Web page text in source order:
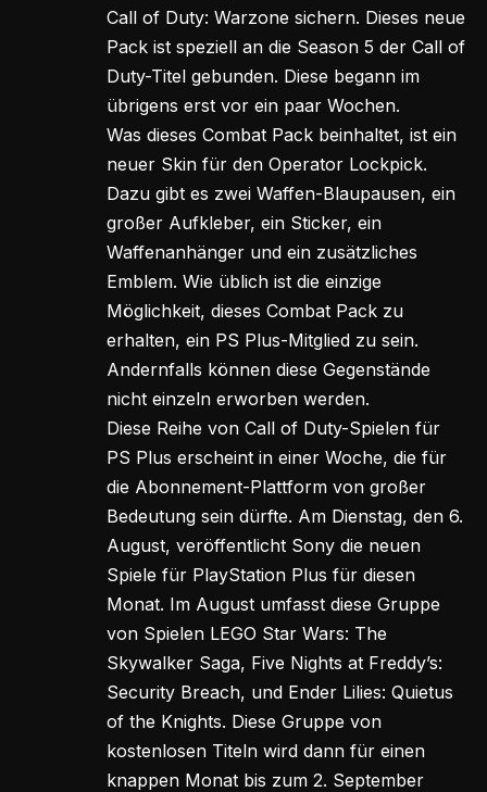
Call of Duty: Warzone sichern. Dieses neue
Pack ist speziell an die Season 5 der Call of
Duty-Titel gebunden. Diese begann im
übrigens erst vor ein paar Wochen.
Was dieses Combat Pack beinhaltet, ist ein
neuer Skin für den Operator Lockpick.
Dazu gibt es zwei Waffen-Blaupausen, ein
großer Aufkleber, ein Sticker, ein
Waffenanhänger und ein zusätzliches
Emblem. Wie üblich ist die einzige
Möglichkeit, dieses Combat Pack zu
erhalten, ein PS Plus-Mitglied zu sein.
Andernfalls können diese Gegenstände
nicht einzeln erworben werden.
Diese Reihe von Call of Duty-Spielen für
PS Plus erscheint in einer Woche, die für
die Abonnement-Plattform von großer
Bedeutung sein dürfte. Am Dienstag, den 6.
August, veröffentlicht Sony die neuen
Spiele für PlayStation Plus für diesen
Monat. Im August umfasst diese Gruppe
von Spielen LEGO Star Wars: The
Skywalker Saga, Five Nights at Freddy’s:
Security Breach, und Ender Lilies: Quietus
of the Knights. Diese Gruppe von
kostenlosen Titeln wird dann für einen
knappen Monat bis zum 2. September